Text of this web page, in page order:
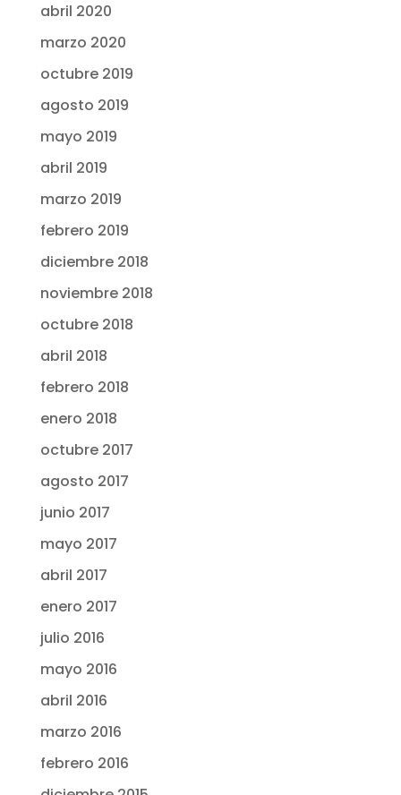
abril 2020
marzo 2020
octubre 2019
agosto 2019
mayo 2019
abril 2019
marzo 2019
febrero 2019
diciembre 2018
noviembre 2018
octubre 2018
abril 2018
febrero 2018
enero 2018
octubre 2017
agosto 2017
junio 2017
mayo 2017
abril 2017
enero 2017
julio 2016
mayo 2016
abril 2016
marzo 2016
febrero 2016